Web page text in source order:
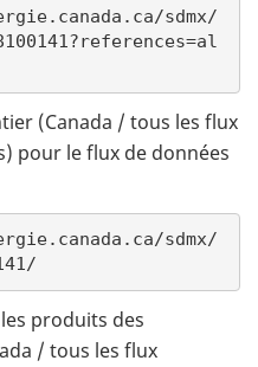
sdmx/
(Canada / tous les flux
pour le flux de données
sdmx/
produits des
/ tous les flux